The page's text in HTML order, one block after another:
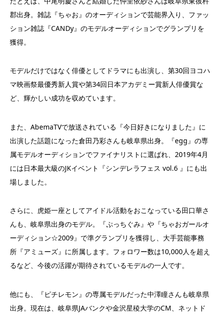
郡出身。雑誌『ちゃお』のオーディションで芸能界入り、ファッ
ション雑誌『CANDy』のモデルオーディションでグランプリを
獲得。
モデルだけではなく俳優としてドラマにも出演し、第30回ヨコハ
マ映画祭最優秀新人賞や第34回日本アカデミー賞新人俳優賞な
ど、輝かしい成功を収めています。
また、AbemaTVで放送されている『今日好きになりました』に
出演した話題になった倉田乃彩さんも岐阜県出身。『egg』の専
属モデルオーディションでファイナリストに選ばれ、2019年4月
には日本最大級のJKイベント『シンデレラフェス vol.6 』にも出
場しました。
さらに、虎姫一座としてアイドル活動をおこなっている田口華さ
んも、岐阜県出身のモデル。『ぷっちぐみ』や『ちゃおガールオ
ーディション☆2009』で準グランプリを獲得し、大手芸能事務
所『アミューズ』に所属します。フォロワー数は10,000人を超え
るなど、今後の活躍が期待されているモデルの一人です。
他にも、『ピチレモン』の専属モデルだった中澤瞳さんも岐阜県
出身。現在は、岐阜県JAバンクや金沢星稜大学のCM、ネットド